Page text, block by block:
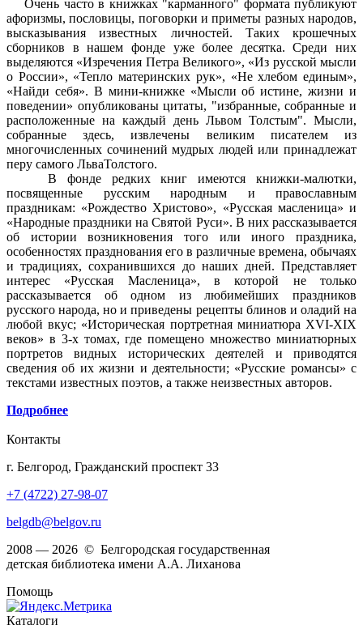
Очень часто в книжках "карманного" формата публикуют
афоризмы, пословицы, поговорки и приметы разных народов,
высказывания известных личностей. Таких крошечных
сборников в нашем фонде уже более десятка. Среди них
выделяются «Изречения Петра Великого», «Из русской мысли
о России», «Тепло материнских рук», «Не хлебом единым»,
«Найди себя». В мини-книжке «Мысли об истине, жизни и
поведении» опубликованы цитаты, "избранные, собранные и
расположенные на каждый день Львом Толстым". Мысли,
собранные здесь, извлечены великим писателем из
многочисленных сочинений мудрых людей или принадлежат
перу самого ЛьваТолстого.
В фонде редких книг имеются книжки-малютки,
посвященные русским народным и православным
праздникам: «Рождество Христово», «Русская масленица» и
«Народные праздники на Святой Руси». В них рассказывается
об истории возникновения того или иного праздника,
особенностях празднования его в различные времена, обычаях
и традициях, сохранившихся до наших дней. Представляет
интерес «Русская Масленица», в которой не только
рассказывается об одном из любимейших праздников
русского народа, но и приведены рецепты блинов и оладий на
любой вкус; «Историческая портретная миниатюра XVI-XIX
веков» в 3-х томах, где помещено множество миниатюрных
портретов видных исторических деятелей и приводятся
сведения об их жизни и деятельности; «Русские романсы» с
текстами известных поэтов, а также неизвестных авторов.
Подробнее
Контакты
г. Белгород, Гражданский проспект 33
+7 (4722) 27-98-07
belgdb@belgov.ru
2008 — 2026 © Белгородская государственная
детская библиотека имени А.А. Лиханова
Помощь
Каталоги